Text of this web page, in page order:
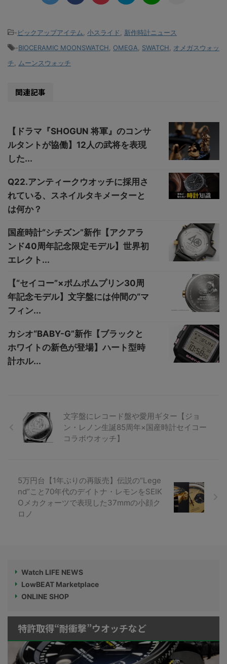
-ピックアップアイテム 小スライド
新作時計ニュース
-BIOCERAMIC MOONSWATCH OMEGA SWATCH
オメガスウォッ
チ
ムーンスウォッチ
関連記事
【ドラマ『SHOGUN 将軍』のコンサ
ルタントが協働】12人の武将を表現
した...
Q22.アンティークウオッチに採用さ
れている、スネイルタキメーターと
は何か？
国産時計“シチズン”新作【アクアラ
ンド40周年記念限定モデル】世界初
エレクト...
【“セイコー”×ポムポムプリン30周
年記念モデル】文字盤には仲間の“マ
フィン...
カシオ“BABY-G”新作【ブラックと
ホワイトの新色が登場】ハート型時
計ホル...
文字盤にレコード盤や愛用ギター【ジョ
ン・レノン生誕85周年×国産時計セイコー
コラボウオッチ】
5万円台【1年ぶりの再販売】伝説の“Lege
nd”こと70年代のデイトナ・レモンをSEIK
Oメカクォーツで表現した37mmの小顔ク
ロノ
Watch LIFE NEWS
LowBEAT Marketplace
ONLINE SHOP
特許取得“耐衝撃”ウオッチなど